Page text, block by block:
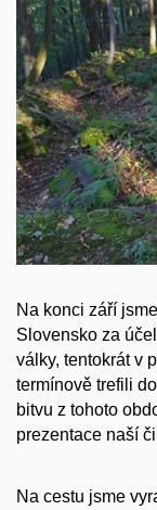
Na konci září
Slovensko za
války, tentokrát v
termínově trefili
bitvu z tohoto
prezentace naší
Na cestu jsme